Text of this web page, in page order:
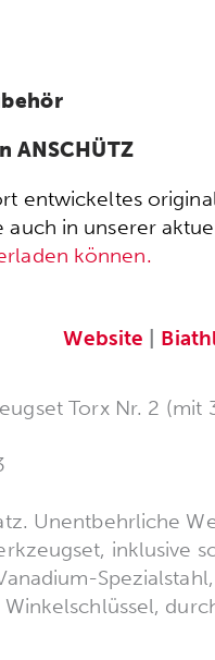
ANSCHÜTZ
entwickeltes
in unserer
können.
Website
Torx Nr. 2 (mit
Unentbehrliche
inklusive